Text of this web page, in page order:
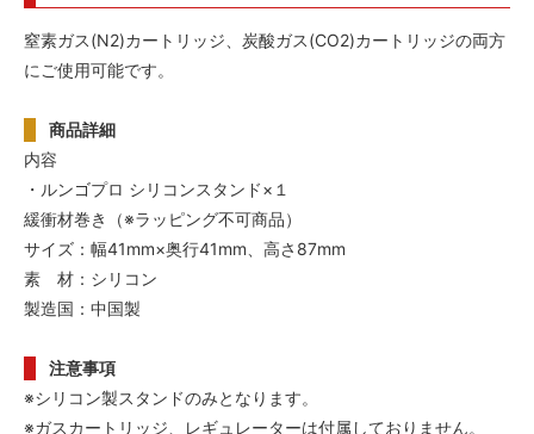
窒素ガス(N2)カートリッジ、炭酸ガス(CO2)カートリッジの両方
にご使用可能です。
商品詳細
内容
・ルンゴプロ シリコンスタンド×１
緩衝材巻き（※ラッピング不可商品）
サイズ：幅41mm×奥行41mm、高さ87mm
素 材：シリコン
製造国：中国製
注意事項
※シリコン製スタンドのみとなります。
※ガスカートリッジ、レギュレーターは付属しておりません。